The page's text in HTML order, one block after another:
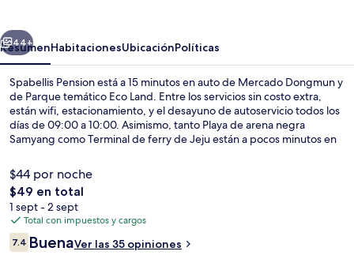
Siguiente
44+
ResumenHabitacionesUbicaciónPolíticas
Spabellis Pension está a 15 minutos en auto de Mercado Dongmun y
de Parque temático Eco Land. Entre los servicios sin costo extra,
están wifi, estacionamiento, y el desayuno de autoservicio todos los
días de 09:00 a 10:00. Asimismo, tanto Playa de arena negra
Samyang como Terminal de ferry de Jeju están a pocos minutos en
$44 por noche
El
precio
total
es
de
$49 en total
1 sept - 2 sept
Total con impuestos y cargos
Opiniones
7.47.4 de 10,
BuenaVer las 35 opiniones